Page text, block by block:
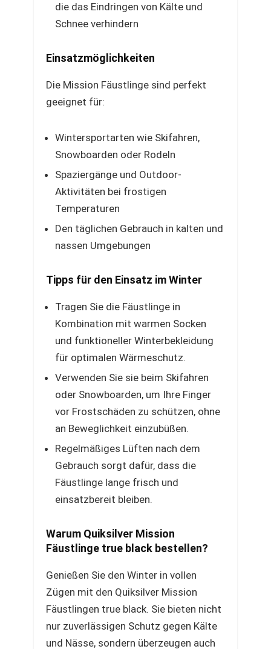
die das Eindringen von Kälte und
Schnee verhindern
Einsatzmöglichkeiten
Die Mission Fäustlinge sind perfekt
geeignet für:
Wintersportarten wie Skifahren,
Snowboarden oder Rodeln
Spaziergänge und Outdoor-
Aktivitäten bei frostigen
Temperaturen
Den täglichen Gebrauch in kalten und
nassen Umgebungen
Tipps für den Einsatz im Winter
Tragen Sie die Fäustlinge in
Kombination mit warmen Socken
und funktioneller Winterbekleidung
für optimalen Wärmeschutz.
Verwenden Sie sie beim Skifahren
oder Snowboarden, um Ihre Finger
vor Frostschäden zu schützen, ohne
an Beweglichkeit einzubüßen.
Regelmäßiges Lüften nach dem
Gebrauch sorgt dafür, dass die
Fäustlinge lange frisch und
einsatzbereit bleiben.
Warum Quiksilver Mission
Fäustlinge true black bestellen?
Genießen Sie den Winter in vollen
Zügen mit den Quiksilver Mission
Fäustlingen true black. Sie bieten nicht
nur zuverlässigen Schutz gegen Kälte
und Nässe, sondern überzeugen auch